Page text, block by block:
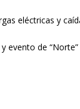
eléctricas y
evento de